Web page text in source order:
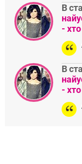
В
-
В
-